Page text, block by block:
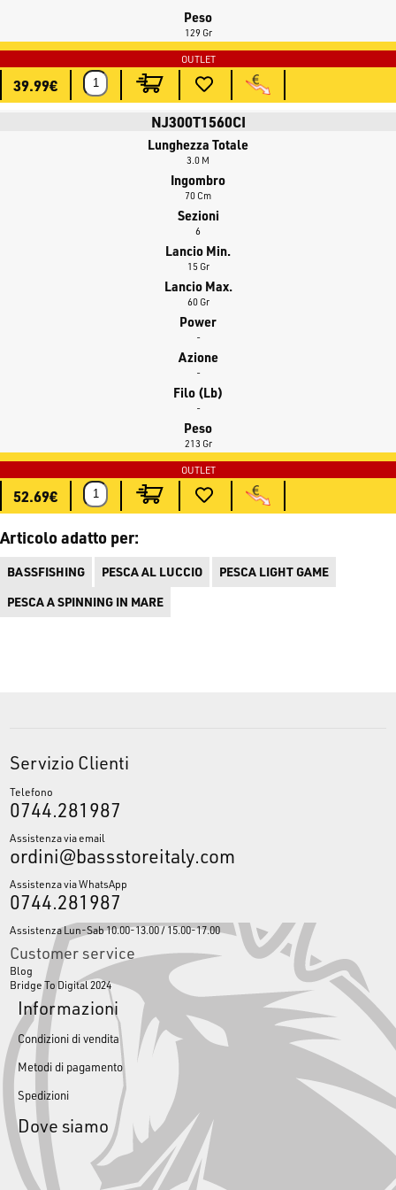
, il negozio di pesca online più grande in
Europa con oltre 50.000 articoli pronti a magazzino!
Peso
129 Gr
39.99€
NJ300T1560CI
Lunghezza Totale
3.0 M
Ingombro
70 Cm
Sezioni
6
Lancio Min.
15 Gr
Lancio Max.
60 Gr
Power
-
Azione
-
Filo (lb)
-
Peso
213 Gr
52.69€
Articolo adatto per:
BASSFISHING PESCA AL LUCCIO
PESCA LIGHT GAME
PESCA A SPINNING IN MARE
Servizio Clienti
Telefono
0744.281987
Assistenza via email
ordini@bassstoreitaly.com
Assistenza via WhatsApp
0744.281987
Assistenza Lun-Sab 10.00-13.00 / 15.00-17.00
Customer service
Blog
Bridge To Digital 2024
Informazioni
Condizioni di vendita
Metodi di pagamento
Spedizioni
Dove siamo